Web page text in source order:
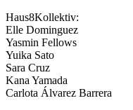
Haus8Kollektiv:
Elle Dominguez
Yasmin Fellows
Yuika Sato
Sara Cruz
Kana Yamada
Carlota Álvarez Barrera